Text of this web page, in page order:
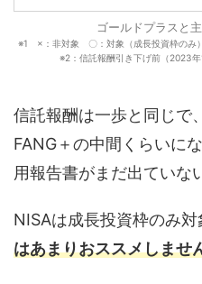
ゴールドプラスと
※1 ×：非対象 〇：対象（成長投資枠のみ
※2：信託報酬引き下げ前（2023
信託報酬は一歩と同じで
FANG＋の中間くらいに
用報告書がまだ出ていな
NISAは成長投資枠のみ対
はあまりおススメしませ